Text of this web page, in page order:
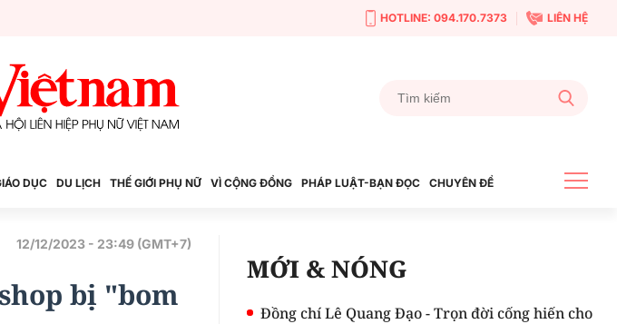
HOTLINE: 094.170.7373 LIÊN HỆ
DỤC DU LỊCH THẾ GIỚI PHỤ NỮ VÌ CỘNG ĐỒNG PHÁP LUẬT-BẠN ĐỌC CHUYÊN ĐỀ
12/12/2023 - 23:49 (GMT+7)
bị "bom
MỚI & NÓNG
Đồng chí Lê Quang Đạo - Trọn đời cống hiến cho